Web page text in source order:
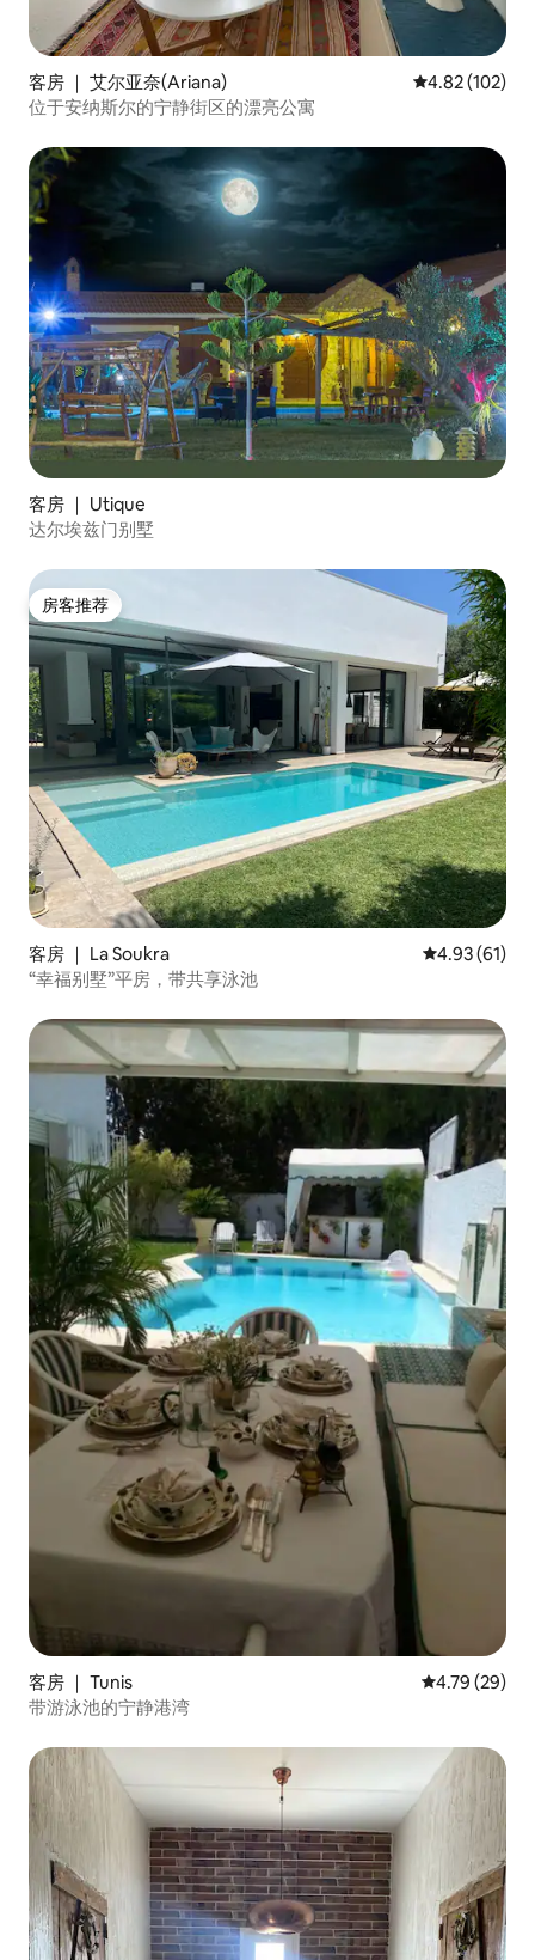
客房 ｜ 艾尔亚奈(Ariana) 平均评分 4.82
4.82 (102)
位于安纳斯尔的宁静街区的漂亮公寓
客房 ｜ Utique
达尔埃兹门别墅
房客推荐
房客推荐
客房 ｜ La Soukra 平均评分
4.93 (61)
“幸福别墅”平房，带共享泳池
客房 ｜ Tunis 平均评分
4.79 (29)
带游泳池的宁静港湾